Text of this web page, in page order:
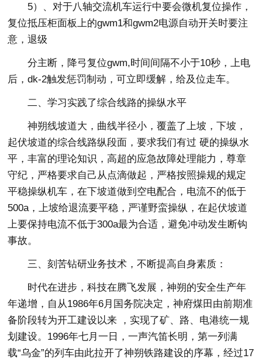
5）、对于八轴交流机车运行中要会微机复位操作，
复位抵压柜面板上的gwm1和gwm2电源自动开关时要注
意，退级
分主断，降弓复位gwm,时间间隔不小于10秒，上电
后，dk-2触发惩罚制动，可立即缓解，给及位走车。
二、学习实践了综合线路的操纵水平
神朔线坡道大，曲线半径小，覆盖了上坡，下坡，
起伏坡道的综合线路纵段面，要求我们有过 硬的操纵水
平，丰富的理论知识，高超的应急故障处理能力，尊章
守纪，严格要求自己从点滴做起，严格按照操规的规定
平稳操纵机车，在下坡道做到空电配合，电流不的低于
500a，上坡给退流要平稳，严谨野蛮操纵，在起伏坡道
上要保持电流不低于300a最为合适，避免冲动发生断钩
事故。
三、刻苦钻研业务技术，不断提高自身素质：
时代在进步，科技在腾飞发展，神朔的安全生产年
年递增，自从1986年6月国务院决定，神府煤田由前期准
备阶段转为开工建设以来 ，实现了矿、路、电港统一规
划建设。1996年七月一日，一声汽笛长明，第一列满
载“乌金”的列车由此拉开了神朔铁路建设的序幕，经过17